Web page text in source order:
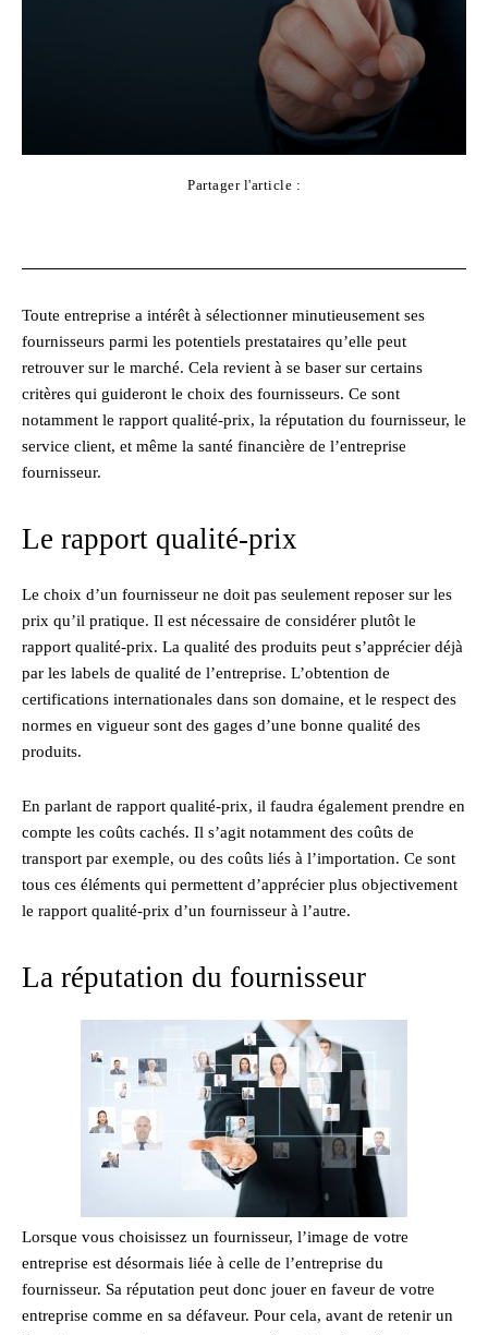
Partager l'article :
Toute entreprise a intérêt à sélectionner minutieusement ses
fournisseurs parmi les potentiels prestataires qu’elle peut
retrouver sur le marché. Cela revient à se baser sur certains
critères qui guideront le choix des fournisseurs. Ce sont
notamment le rapport qualité-prix, la réputation du fournisseur, le
service client, et même la santé financière de l’entreprise
fournisseur.
Le rapport qualité-prix
Le choix d’un fournisseur ne doit pas seulement reposer sur les
prix qu’il pratique. Il est nécessaire de considérer plutôt le
rapport qualité-prix. La qualité des produits peut s’apprécier déjà
par les labels de qualité de l’entreprise. L’obtention de
certifications internationales dans son domaine, et le respect des
normes en vigueur sont des gages d’une bonne qualité des
produits.
En parlant de rapport qualité-prix, il faudra également prendre en
compte les coûts cachés. Il s’agit notamment des coûts de
transport par exemple, ou des coûts liés à l’importation. Ce sont
tous ces éléments qui permettent d’apprécier plus objectivement
le rapport qualité-prix d’un fournisseur à l’autre.
La réputation du fournisseur
Lorsque vous choisissez un fournisseur, l’image de votre
entreprise est désormais liée à celle de l’entreprise du
fournisseur. Sa réputation peut donc jouer en faveur de votre
entreprise comme en sa défaveur. Pour cela, avant de retenir un